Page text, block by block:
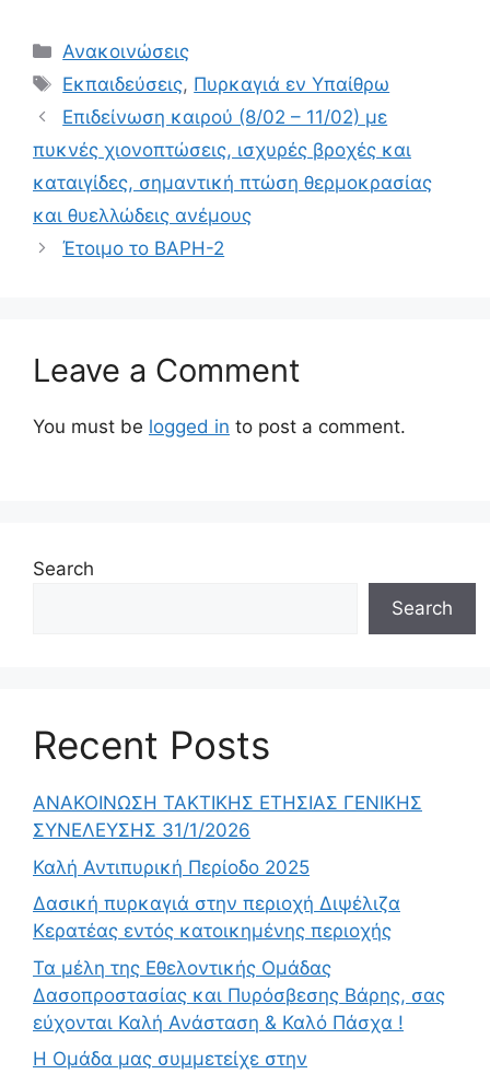
Ανακοινώσεις
Εκπαιδεύσεις, Πυρκαγιά εν Υπαίθρω
Επιδείνωση καιρού (8/02 – 11/02) με
πυκνές χιονοπτώσεις, ισχυρές βροχές και
καταιγίδες, σημαντική πτώση θερμοκρασίας
και θυελλώδεις ανέμους
Έτοιμο το ΒΑΡΗ-2
Leave a Comment
You must be logged in to post a comment.
Search
Search
Recent Posts
ΑΝΑΚΟΙΝΩΣΗ ΤΑΚΤΙΚΗΣ ΕΤΗΣΙΑΣ ΓΕΝΙΚΗΣ
ΣΥΝΕΛΕΥΣΗΣ 31/1/2026
Καλή Αντιπυρική Περίοδο 2025
Δασική πυρκαγιά στην περιοχή Διψέλιζα
Κερατέας εντός κατοικημένης περιοχής
Τα μέλη της Εθελοντικής Ομάδας
Δασοπροστασίας και Πυρόσβεσης Βάρης, σας
εύχονται Καλή Ανάσταση & Καλό Πάσχα !
Η Ομάδα μας συμμετείχε στην